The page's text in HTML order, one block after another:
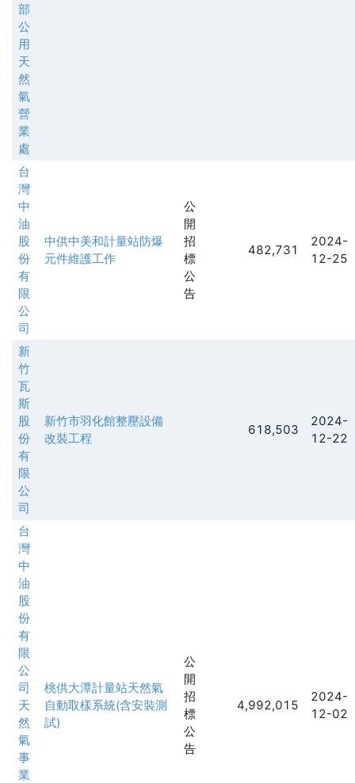
部
公
用
天
然
氣
營
業
處
台
灣
中
油
股
份
有
限
公
司
中供中美和計量站防爆
元件維護工作
公
開
招
標
公
告
482,731
2024-
12-25
新
竹
瓦
斯
股
份
有
限
公
司
新竹市羽化館整壓設備
改裝工程
618,503
2024-
12-22
台
灣
中
油
股
份
有
限
公
司
天
然
氣
事
業
桃供大潭計量站天然氣
自動取樣系統(含安裝測
試)
公
開
招
標
公
告
4,992,015
2024-
12-02